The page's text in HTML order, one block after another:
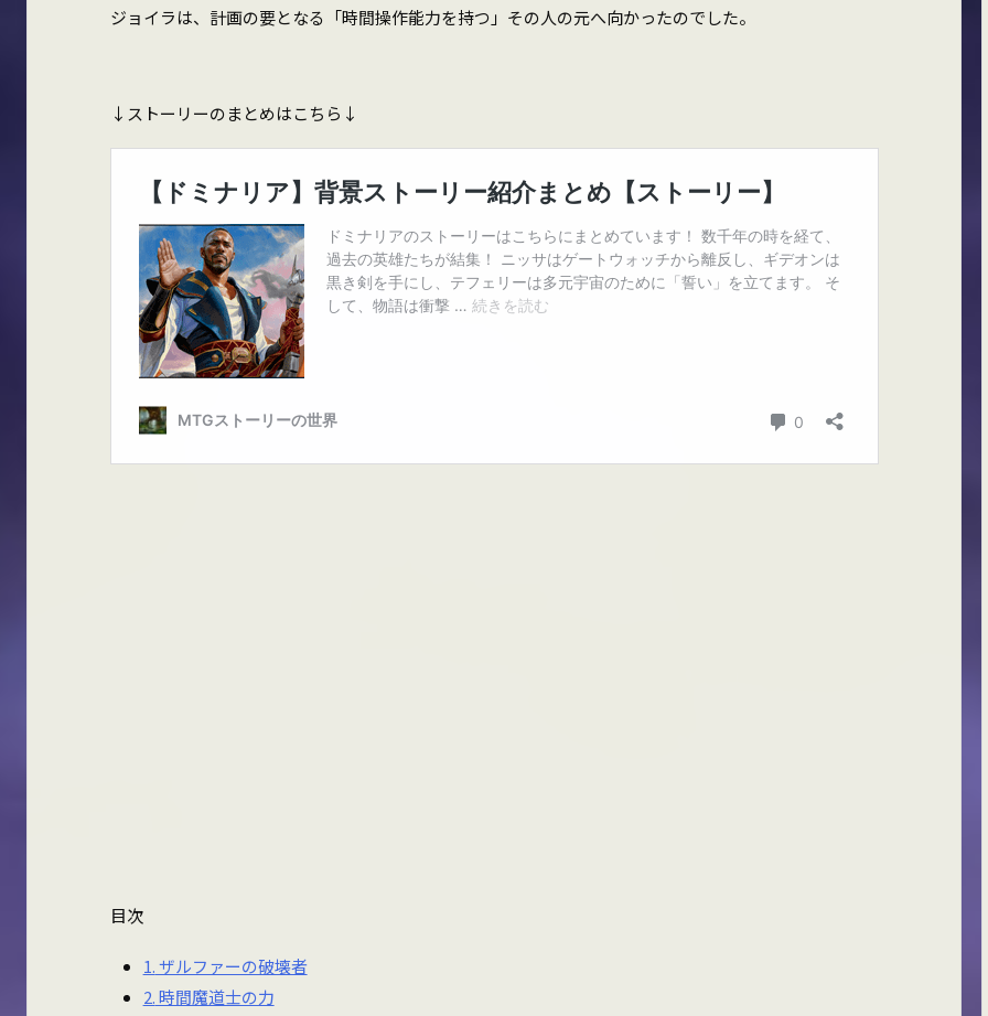
ジョイラは、計画の要となる「時間操作能力を持つ」その人の元へ向かったのでした。
↓ストーリーのまとめはこちら↓
目次
1.ザルファーの破壊者
2.時間魔道士の力